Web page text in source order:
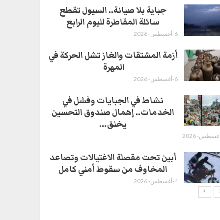
جباية بلا صيانة.. السيول تقطع
سائلة المقاطرة لليوم الرابع
6-أغسطس- 2026
أزمة المشتقات والغاز تشل الحركة في
المهرة ​
6-أغسطس- 2026
نشاط في الجبايات وفشل في
الخدمات.. إهمال صندوق التحسين
يخنق…
أبين تحت مقصلة الاغتيالات وتصاعد
المخاوف من سقوط أمني كامل
4-أغسطس- 2026